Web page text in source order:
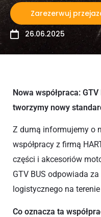
Zarezerwuj
26.06.2025
Nowa współpraca:
tworzymy nowy
Z dumą informujemy o
współpracy z firmą
części i akcesoriów
GTV BUS odpowiada
logistycznego na
Co oznacza ta